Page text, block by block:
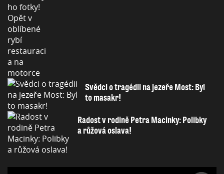
Svědci o tragédii na jezeře Most: Byl
to masakr!
Radost v rodině Petra Macinky: Polibky
a růžová oslava!